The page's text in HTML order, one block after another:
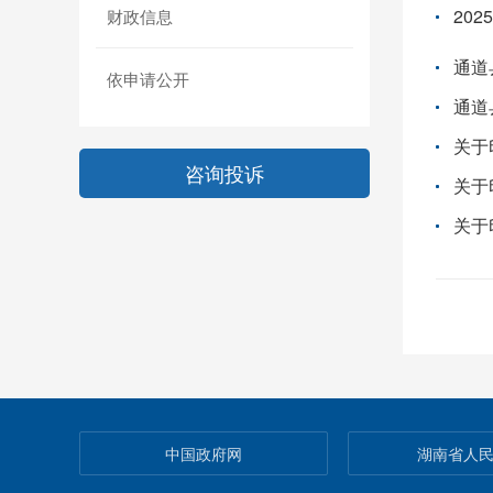
财政信息
依申请公开
咨询投诉
通
关
中国政府网 湖南省人